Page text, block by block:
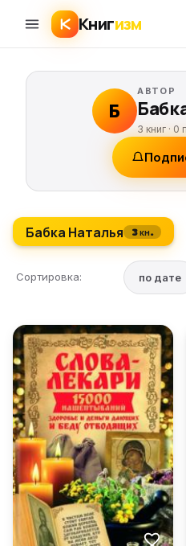
Книгизм
Б
АВТОР
3 книг ·0
Бабка Наталья 3 кн.
Сортировка: по дате